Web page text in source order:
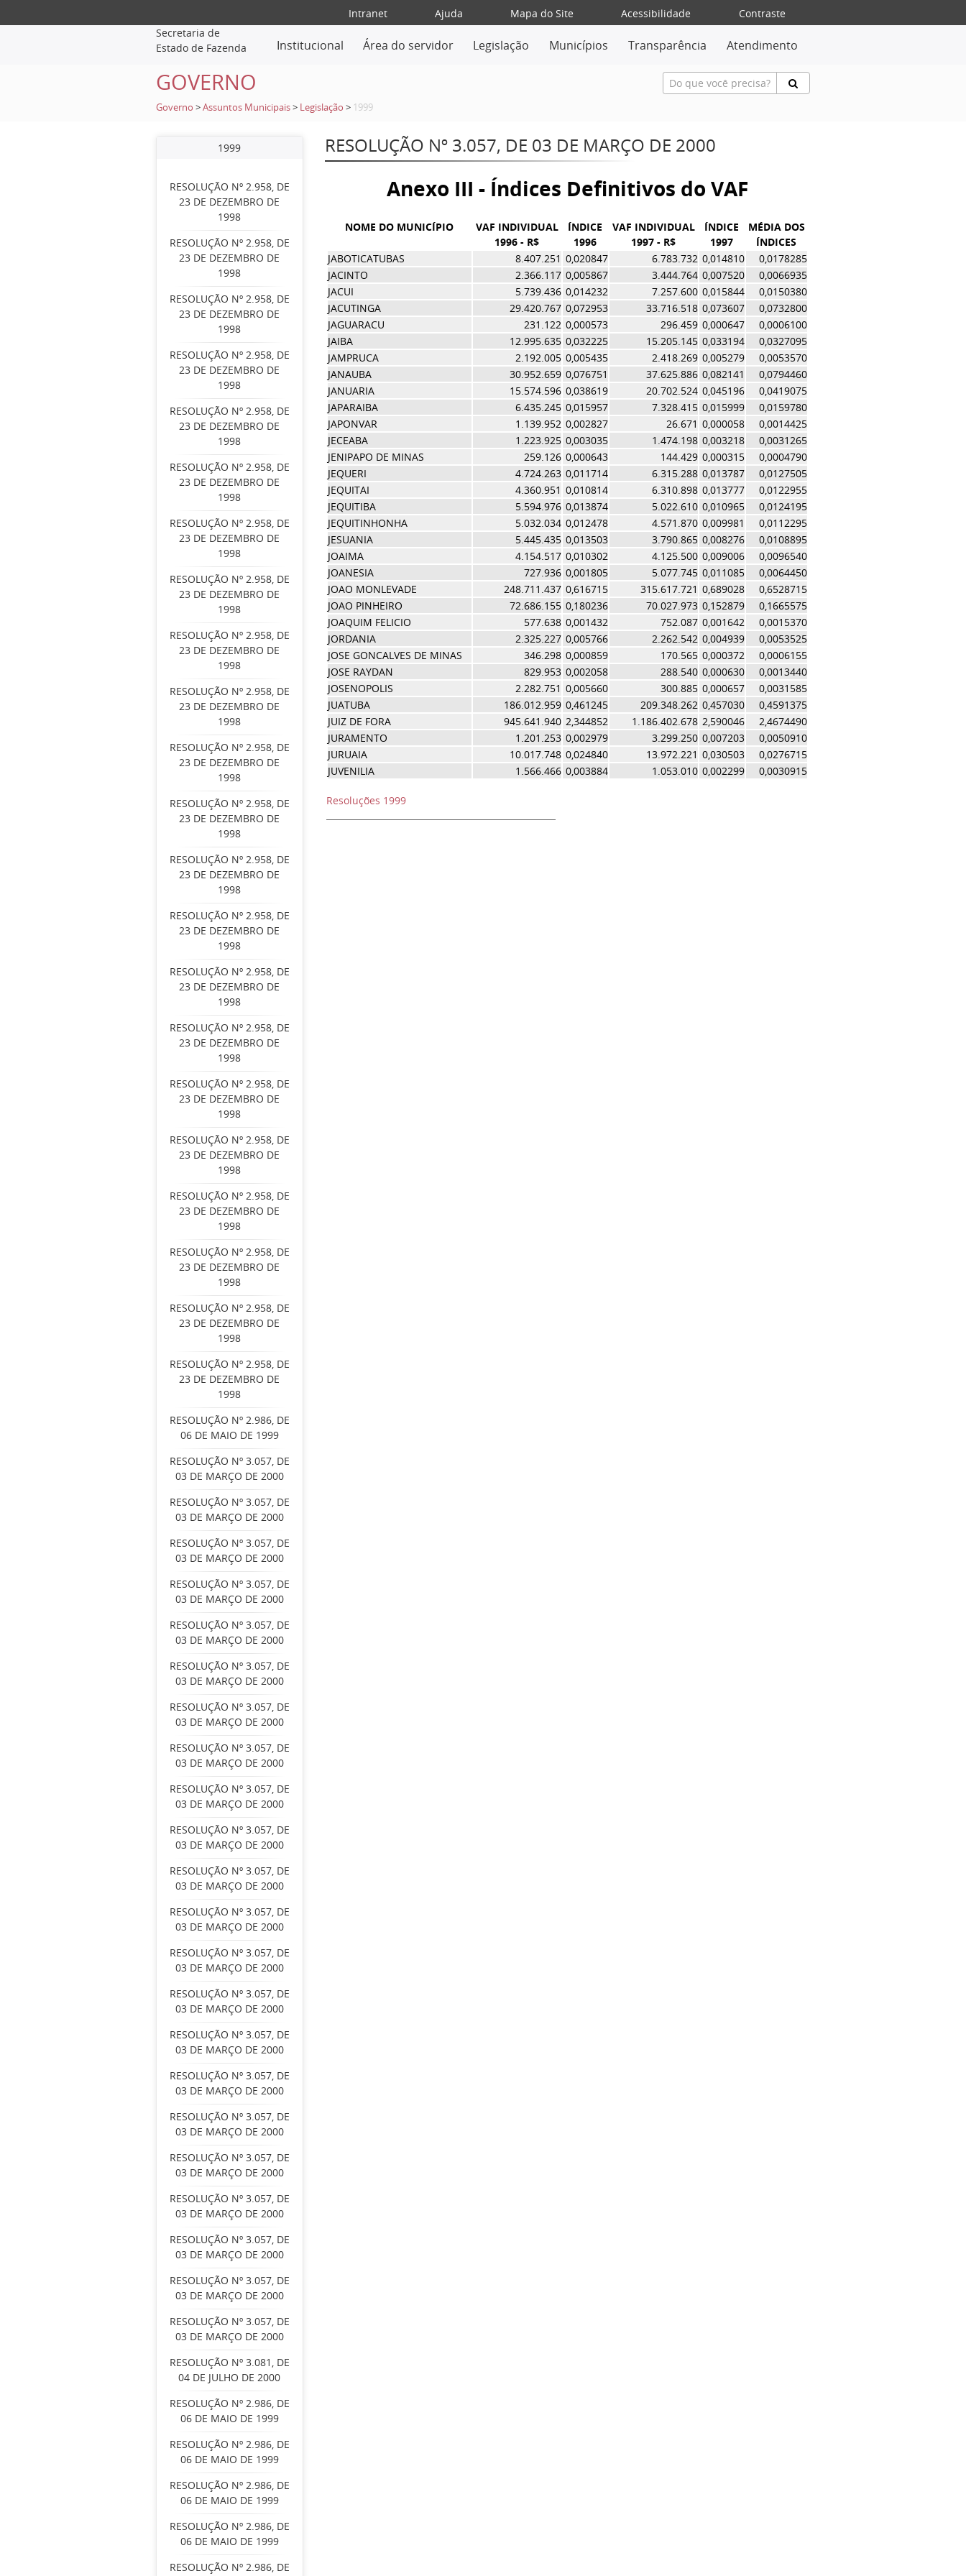
Intranet Ajuda Mapa do Site Acessibilidade
Contraste
Secretaria de
Estado de Fazenda
Institucional Área do servidor Legislação Municípios Transparência Atendimento
GOVERNO
Governo >Assuntos Municipais > Legislação > 1999
1999
RESOLUÇÃO Nº 2.958, DE
23 DE DEZEMBRO DE
1998
RESOLUÇÃO Nº 2.958, DE
23 DE DEZEMBRO DE
1998
RESOLUÇÃO Nº 2.958, DE
23 DE DEZEMBRO DE
1998
RESOLUÇÃO Nº 2.958, DE
23 DE DEZEMBRO DE
1998
RESOLUÇÃO Nº 2.958, DE
23 DE DEZEMBRO DE
1998
RESOLUÇÃO Nº 2.958, DE
23 DE DEZEMBRO DE
1998
RESOLUÇÃO Nº 2.958, DE
23 DE DEZEMBRO DE
1998
RESOLUÇÃO Nº 2.958, DE
23 DE DEZEMBRO DE
1998
RESOLUÇÃO Nº 2.958, DE
23 DE DEZEMBRO DE
1998
RESOLUÇÃO Nº 2.958, DE
23 DE DEZEMBRO DE
1998
RESOLUÇÃO Nº 2.958, DE
23 DE DEZEMBRO DE
1998
RESOLUÇÃO Nº 2.958, DE
23 DE DEZEMBRO DE
1998
RESOLUÇÃO Nº 2.958, DE
23 DE DEZEMBRO DE
1998
RESOLUÇÃO Nº 2.958, DE
23 DE DEZEMBRO DE
1998
RESOLUÇÃO Nº 2.958, DE
23 DE DEZEMBRO DE
1998
RESOLUÇÃO Nº 2.958, DE
23 DE DEZEMBRO DE
1998
RESOLUÇÃO Nº 2.958, DE
23 DE DEZEMBRO DE
1998
RESOLUÇÃO Nº 2.958, DE
23 DE DEZEMBRO DE
1998
RESOLUÇÃO Nº 2.958, DE
23 DE DEZEMBRO DE
1998
RESOLUÇÃO Nº 2.958, DE
23 DE DEZEMBRO DE
1998
RESOLUÇÃO Nº 2.958, DE
23 DE DEZEMBRO DE
1998
RESOLUÇÃO Nº 2.958, DE
23 DE DEZEMBRO DE
1998
RESOLUÇÃO Nº 2.986, DE
06 DE MAIO DE 1999
RESOLUÇÃO Nº 3.057, DE
03 DE MARÇO DE 2000
RESOLUÇÃO Nº 3.057, DE
03 DE MARÇO DE 2000
RESOLUÇÃO Nº 3.057, DE
03 DE MARÇO DE 2000
RESOLUÇÃO Nº 3.057, DE
03 DE MARÇO DE 2000
RESOLUÇÃO Nº 3.057, DE
03 DE MARÇO DE 2000
RESOLUÇÃO Nº 3.057, DE
03 DE MARÇO DE 2000
RESOLUÇÃO Nº 3.057, DE
03 DE MARÇO DE 2000
RESOLUÇÃO Nº 3.057, DE
03 DE MARÇO DE 2000
RESOLUÇÃO Nº 3.057, DE
03 DE MARÇO DE 2000
RESOLUÇÃO Nº 3.057, DE
03 DE MARÇO DE 2000
RESOLUÇÃO Nº 3.057, DE
03 DE MARÇO DE 2000
RESOLUÇÃO Nº 3.057, DE
03 DE MARÇO DE 2000
RESOLUÇÃO Nº 3.057, DE
03 DE MARÇO DE 2000
RESOLUÇÃO Nº 3.057, DE
03 DE MARÇO DE 2000
RESOLUÇÃO Nº 3.057, DE
03 DE MARÇO DE 2000
RESOLUÇÃO Nº 3.057, DE
03 DE MARÇO DE 2000
RESOLUÇÃO Nº 3.057, DE
03 DE MARÇO DE 2000
RESOLUÇÃO Nº 3.057, DE
03 DE MARÇO DE 2000
RESOLUÇÃO Nº 3.057, DE
03 DE MARÇO DE 2000
RESOLUÇÃO Nº 3.057, DE
03 DE MARÇO DE 2000
RESOLUÇÃO Nº 3.057, DE
03 DE MARÇO DE 2000
RESOLUÇÃO Nº 3.057, DE
03 DE MARÇO DE 2000
RESOLUÇÃO Nº 3.081, DE
04 DE JULHO DE 2000
RESOLUÇÃO Nº 2.986, DE
06 DE MAIO DE 1999
RESOLUÇÃO Nº 2.986, DE
06 DE MAIO DE 1999
RESOLUÇÃO Nº 2.986, DE
06 DE MAIO DE 1999
RESOLUÇÃO Nº 2.986, DE
06 DE MAIO DE 1999
RESOLUÇÃO Nº 2.986, DE
RESOLUÇÃO Nº 3.057, DE 03 DE MARÇO DE 2000
Anexo III - Índices Definitivos do VAF
NOME DO MUNICÍPIO
VAF INDIVIDUAL
1996 - R$
ÍNDICE
1996
VAF INDIVIDUAL
1997 - R$
ÍNDICE
1997
MÉDIA DOS
ÍNDICES
JABOTICATUBAS
8.407.251 0,020847 6.783.732 0,014810
0,0178285
JACINTO
2.366.117 0,005867 3.444.764 0,007520
0,0066935
JACUI
5.739.436 0,014232 7.257.600 0,015844
0,0150380
JACUTINGA
29.420.767 0,072953 33.716.518 0,073607
0,0732800
JAGUARACU
231.122 0,000573 296.459 0,000647
0,0006100
JAIBA
12.995.635 0,032225 15.205.145 0,033194
0,0327095
JAMPRUCA
2.192.005 0,005435 2.418.269 0,005279
0,0053570
JANAUBA
30.952.659 0,076751 37.625.886 0,082141
0,0794460
JANUARIA
15.574.596 0,038619 20.702.524 0,045196
0,0419075
JAPARAIBA
6.435.245 0,015957 7.328.415 0,015999
0,0159780
JAPONVAR
1.139.952 0,002827 26.671 0,000058
0,0014425
JECEABA
1.223.925 0,003035 1.474.198 0,003218
0,0031265
JENIPAPO DE MINAS
259.126 0,000643 144.429 0,000315
0,0004790
JEQUERI
4.724.263 0,011714 6.315.288 0,013787
0,0127505
JEQUITAI
4.360.951 0,010814 6.310.898 0,013777
0,0122955
JEQUITIBA
5.594.976 0,013874 5.022.610 0,010965
0,0124195
JEQUITINHONHA
5.032.034 0,012478 4.571.870 0,009981
0,0112295
JESUANIA
5.445.435 0,013503 3.790.865 0,008276
0,0108895
JOAIMA
4.154.517 0,010302 4.125.500 0,009006
0,0096540
JOANESIA
727.936 0,001805 5.077.745 0,011085
0,0064450
JOAO MONLEVADE
248.711.437 0,616715 315.617.721 0,689028
0,6528715
JOAO PINHEIRO
72.686.155 0,180236 70.027.973 0,152879
0,1665575
JOAQUIM FELICIO
577.638 0,001432 752.087 0,001642
0,0015370
JORDANIA
2.325.227 0,005766 2.262.542 0,004939
0,0053525
JOSE GONCALVES DE MINAS
346.298 0,000859 170.565 0,000372
0,0006155
JOSE RAYDAN
829.953 0,002058 288.540 0,000630
0,0013440
JOSENOPOLIS
2.282.751 0,005660 300.885 0,000657
0,0031585
JUATUBA
186.012.959 0,461245 209.348.262 0,457030
0,4591375
JUIZ DE FORA
945.641.940 2,344852 1.186.402.678 2,590046
2,4674490
JURAMENTO
1.201.253 0,002979 3.299.250 0,007203
0,0050910
JURUAIA
10.017.748 0,024840 13.972.221 0,030503
0,0276715
JUVENILIA
1.566.466 0,003884 1.053.010 0,002299 0,0030915
Resoluções 1999